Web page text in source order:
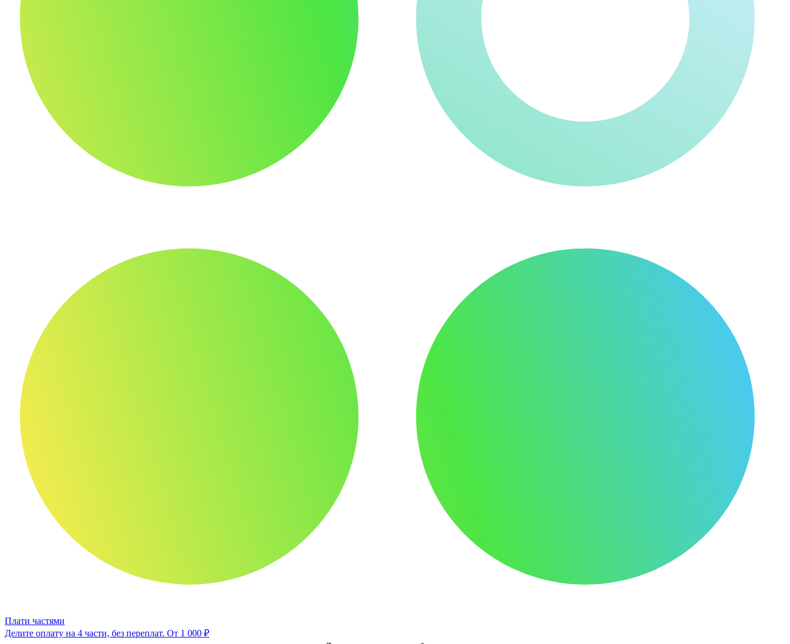
Плати частями
Делите оплату на 4 части, без переплат. От 1 000 ₽